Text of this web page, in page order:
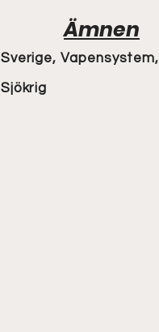
Ämnen
Sverige, Vapensystem,
Sjökrig